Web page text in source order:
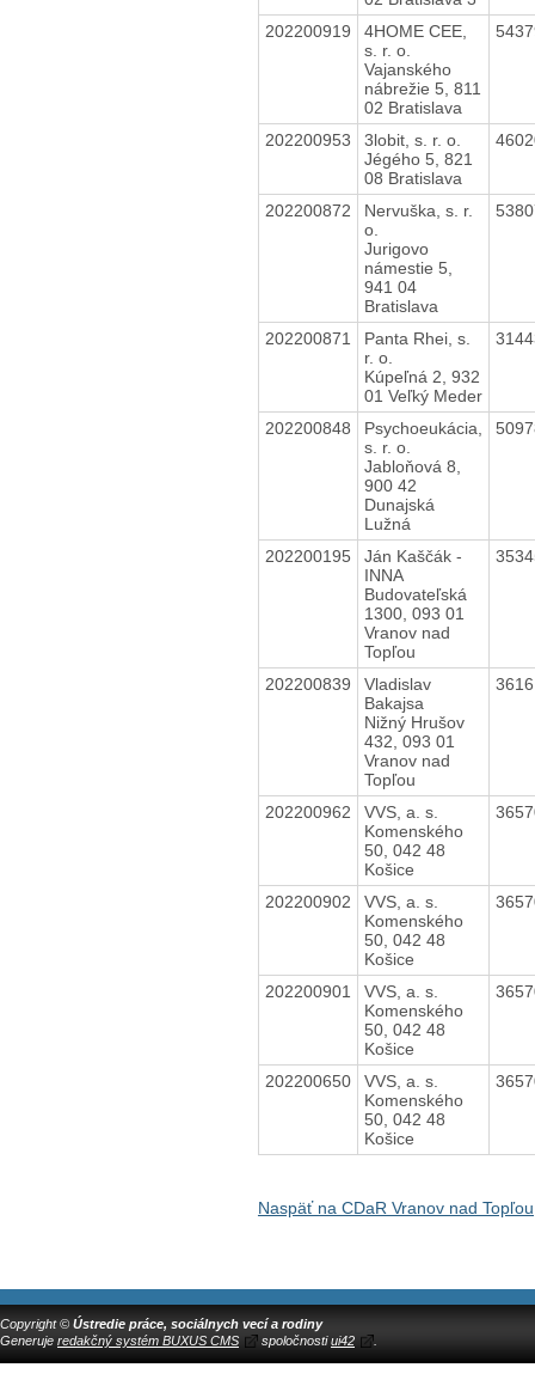
202200919
4HOME CEE,
s. r. o.
Vajanského
nábrežie 5, 811
02 Bratislava
202200953
3lobit, s. r. o.
Jégého 5, 821
08 Bratislava
202200872
Nervuška, s. r.
o.
Jurigovo
námestie 5,
941 04
Bratislava
202200871
Panta Rhei, s.
r. o.
Kúpeľná 2, 932
01 Veľký Meder
202200848
Psychoeukácia,
s. r. o.
Jabloňová 8,
900 42
Dunajská
Lužná
202200195
Ján Kaščák -
INNA
Budovateľská
1300, 093 01
Vranov nad
Topľou
202200839
Vladislav
Bakajsa
Nižný Hrušov
432, 093 01
Vranov nad
Topľou
202200962
VVS, a. s.
Komenského
50, 042 48
Košice
202200902
VVS, a. s.
Komenského
50, 042 48
Košice
202200901
VVS, a. s.
Komenského
50, 042 48
Košice
202200650
VVS, a. s.
Komenského
50, 042 48
Košice
Naspäť na CDaR Vranov nad
Copyright © Ústredie práce, sociálnych vecí a rodiny
Generuje redakčný systém BUXUS CMS spoločnostiui42